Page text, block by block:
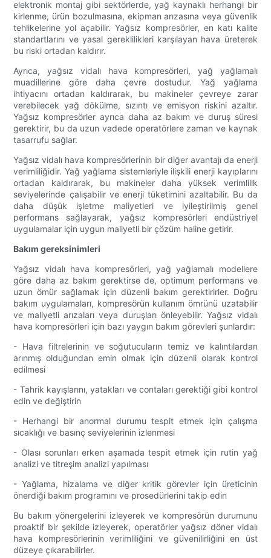
elektronik montaj gibi sektörlerde, yağ kaynaklı herhangi bir
kirlenme, ürün bozulmasına, ekipman arızasına veya güvenlik
tehlikelerine yol açabilir. Yağsız kompresörler, en katı kalite
standartlarını ve yasal gereklilikleri karşılayan hava üreterek
bu riski ortadan kaldırır.
Ayrıca, yağsız vidalı hava kompresörleri, yağ yağlamalı
muadillerine göre daha çevre dostudur. Yağ yağlama
ihtiyacını ortadan kaldırarak, bu makineler çevreye zarar
verebilecek yağ dökülme, sızıntı ve emisyon riskini azaltır.
Yağsız kompresörler ayrıca daha az bakım ve duruş süresi
gerektirir, bu da uzun vadede operatörlere zaman ve kaynak
tasarrufu sağlar.
Yağsız vidalı hava kompresörlerinin bir diğer avantajı da enerji
verimliliğidir. Yağ yağlama sistemleriyle ilişkili enerji kayıplarını
ortadan kaldırarak, bu makineler daha yüksek verimlilik
seviyelerinde çalışabilir ve enerji tüketimini azaltabilir. Bu da
daha düşük işletme maliyetleri ve iyileştirilmiş genel
performans sağlayarak, yağsız kompresörleri endüstriyel
uygulamalar için uygun maliyetli bir çözüm haline getirir.
Bakım gereksinimleri
Yağsız vidalı hava kompresörleri, yağ yağlamalı modellere
göre daha az bakım gerektirse de, optimum performans ve
uzun ömür sağlamak için düzenli bakım gerektirirler. Doğru
bakım uygulamaları, kompresörün kullanım ömrünü uzatabilir
ve maliyetli arızaları veya duruşları önleyebilir. Yağsız vidalı
hava kompresörleri için bazı yaygın bakım görevleri şunlardır:
- Hava filtrelerinin ve soğutucuların temiz ve kalıntılardan
arınmış olduğundan emin olmak için düzenli olarak kontrol
edilmesi
- Tahrik kayışlarını, yatakları ve contaları gerektiği gibi kontrol
edin ve değiştirin
- Herhangi bir anormal durumu tespit etmek için çalışma
sıcaklığı ve basınç seviyelerinin izlenmesi
- Olası sorunları erken aşamada tespit etmek için rutin yağ
analizi ve titreşim analizi yapılması
- Yağlama, hizalama ve diğer kritik görevler için üreticinin
önerdiği bakım programını ve prosedürlerini takip edin
Bu bakım yönergelerini izleyerek ve kompresörün durumunu
proaktif bir şekilde izleyerek, operatörler yağsız döner vidalı
hava kompresörlerinin verimliliğini ve güvenilirliğini en üst
düzeye çıkarabilirler.